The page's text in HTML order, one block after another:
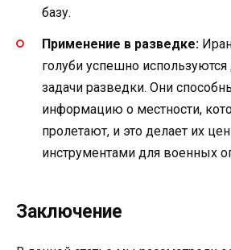
базу.
Применение в разведке:
голуби успешно
задачи разведки. Они
информацию о местности,
пролетают, и это делает их
инструментами для военных
Заключение